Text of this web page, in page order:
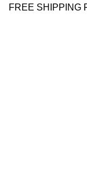
FREE SHIPPING